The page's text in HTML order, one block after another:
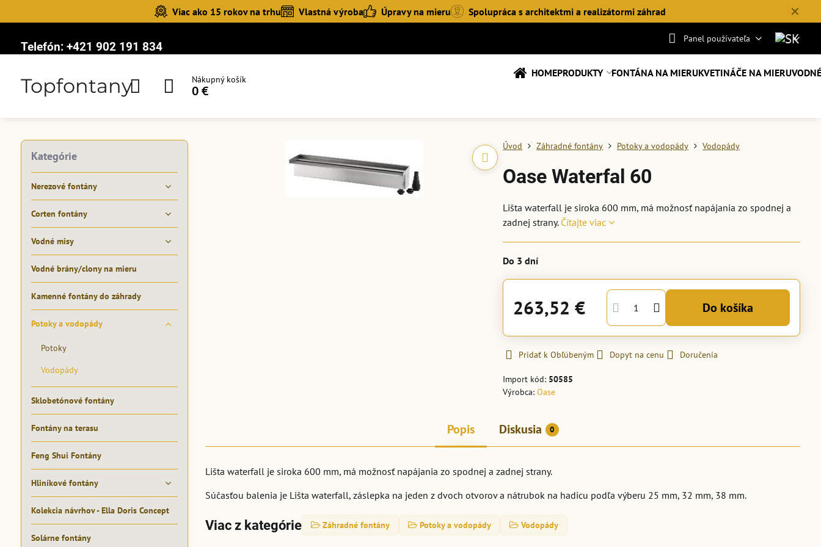
✕
Viac ako 15 rokov na trhu Vlastná výroba Úpravy na mieru Spolupráca s architektmi a realizátormi záhrad
Telefón: +421 902 191 834
Panel používateľa
Topfontany Nákupný košík
0 €
HOMEPRODUKTY FONTÁNA NA MIERUKVETINÁČE NA MIERU
Úvod Záhradné fontány Potoky a vodopády Vodopády
Oase Waterfal 60
Lišta waterfall je siroka 600 mm, má možnosť napájania zo spodnej a
zadnej strany. Čítajte viac
Do 3 dní
263,52 € Do košíka
Pridať k Obľúbeným Dopyt na cenu Doručenia
Import kód: 50585
Výrobca:Oase
Popis Diskusia 0
Lišta waterfall je siroka 600 mm, má možnosť napájania zo spodnej a zadnej strany.
Súčasťou balenia je Lišta waterfall, záslepka na jeden z dvoch otvorov a nátrubok na hadicu podľa výberu 25 mm, 32 mm, 38 mm.
Viac z kategórie Záhradné fontány Potoky a vodopády Vodopády
Kategórie
Nerezové fontány
Corten fontány
Vodné misy
Vodné brány/clony na mieru
Kamenné fontány do záhrady
Potoky a vodopády
Potoky
Vodopády
Sklobetónové fontány
Fontány na terasu
Feng Shui Fontány
Hliníkové fontány
Kolekcia návrhov - Ella Doris Concept
Solárne fontány